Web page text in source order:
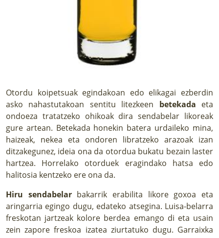
Otordu koipetsuak egindakoan edo elikagai ezberdin
asko nahastutakoan sentitu litezkeen betekada eta
ondoeza tratatzeko ohikoak dira sendabelar likoreak
gure artean. Betekada honekin batera urdaileko mina,
haizeak, nekea eta ondoren libratzeko arazoak izan
ditzakegunez, ideia ona da otordua bukatu bezain laster
hartzea. Horrelako otorduek eragindako hatsa edo
halitosia kentzeko ere ona da.
Hiru sendabelarbakarrik erabilita likore goxoa eta
aringarria egingo dugu, edateko atsegina. Luisa-belarra
freskotan jartzeak kolore berdea emango di eta usain
zein zapore freskoa izatea ziurtatuko dugu. Garraixka